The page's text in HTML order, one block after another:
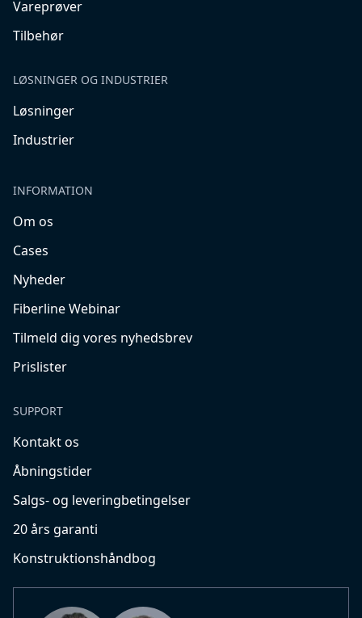
Vareprøver
Tilbehør
LØSNINGER OG INDUSTRIER
Løsninger
Industrier
INFORMATION
Om os
Cases
Nyheder
Fiberline Webinar
Tilmeld dig vores nyhedsbrev
Prislister
SUPPORT
Kontakt os
Åbningstider
Salgs- og leveringbetingelser
20 års garanti
Konstruktionshåndbog